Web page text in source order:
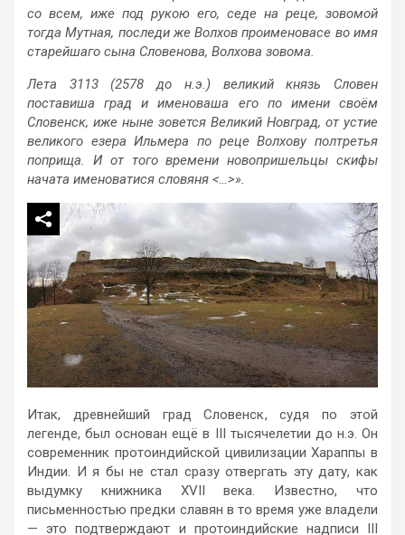
со всем, иже под рукою его, седе на реце, зовомой
тогда Мутная, последи же Волхов проименовасе во имя
старейшаго сына Словенова, Волхова зовома.
Лета 3113 (2578 до н.э.) великий князь Словен
поставиша град и именоваша его по имени своём
Словенск, иже ныне зовется Великий Новград, от устие
великого езера Ильмера по реце Волхову полтретья
поприща. И от того времени новопришельцы скифы
начата именоватися словяня <…>».
Итак, древнейший град Словенск, судя по этой
легенде, был основан ещё в III тысячелетии до н.э. Он
современник протоиндийской цивилизации Хараппы в
Индии. И я бы не стал сразу отвергать эту дату, как
выдумку книжника XVII века. Известно, что
письменностью предки славян в то время уже владели
— это подтверждают и протоиндийские надписи III